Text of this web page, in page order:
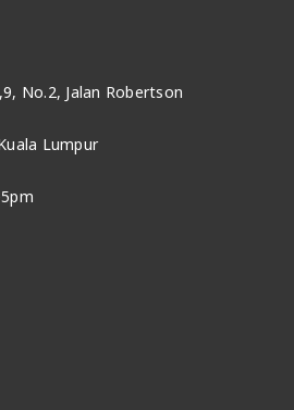
No.2, Jalan Robertson
Lumpur